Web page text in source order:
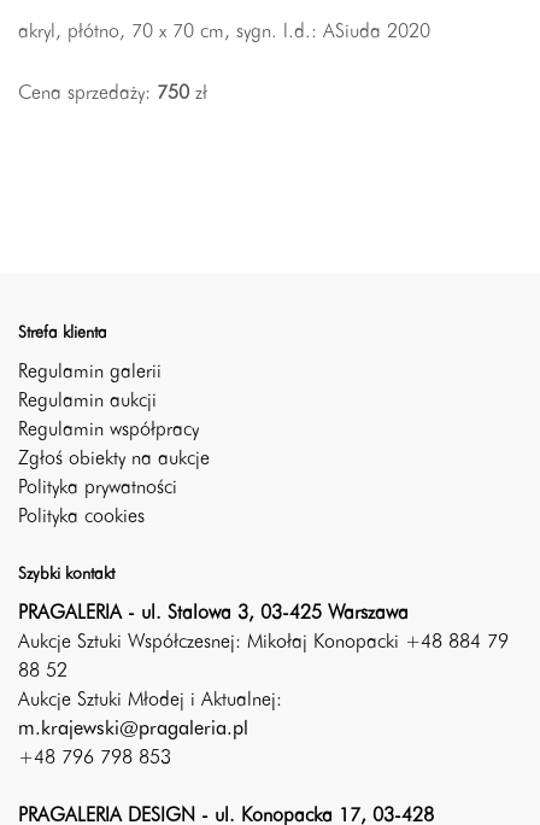
akryl, płótno, 70 x 70 cm, sygn. l.d.: ASiuda 2020
Cena sprzedaży: 750 zł
Strefa klienta
Regulamin galerii
Regulamin aukcji
Regulamin współpracy
Zgłoś obiekty na aukcje
Polityka prywatności
Polityka cookies
Szybki kontakt
PRAGALERIA - ul. Stalowa 3, 03-425 Warszawa
Aukcje Sztuki Współczesnej: Mikołaj Konopacki +48 884 79
88 52
Aukcje Sztuki Młodej i Aktualnej:
m.krajewski@pragaleria.pl
+48 796 798 853
PRAGALERIA DESIGN - ul. Konopacka 17, 03-428